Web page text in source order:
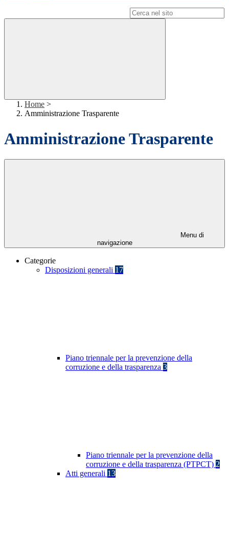
Home >
Amministrazione Trasparente
Amministrazione Trasparente
Menu di
navigazione
Categorie
Disposizioni generali 17
Piano triennale per la prevenzione della
corruzione e della trasparenza 3
Piano triennale per la prevenzione della
corruzione e della trasparenza (PTPCT) 2
Atti generali 13